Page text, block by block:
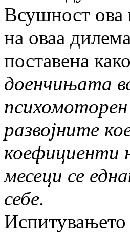
Всушност ова
на оваа
поставена
доенчињата
психомоторен
развојните
коефициенти
месеци се
себе.
Испитувањето